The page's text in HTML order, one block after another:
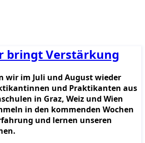
bringt Verstärkung
wir im Juli und August wieder
und Praktikanten aus
in Graz, Weiz und Wien
in den kommenden Wochen
und lernen unseren